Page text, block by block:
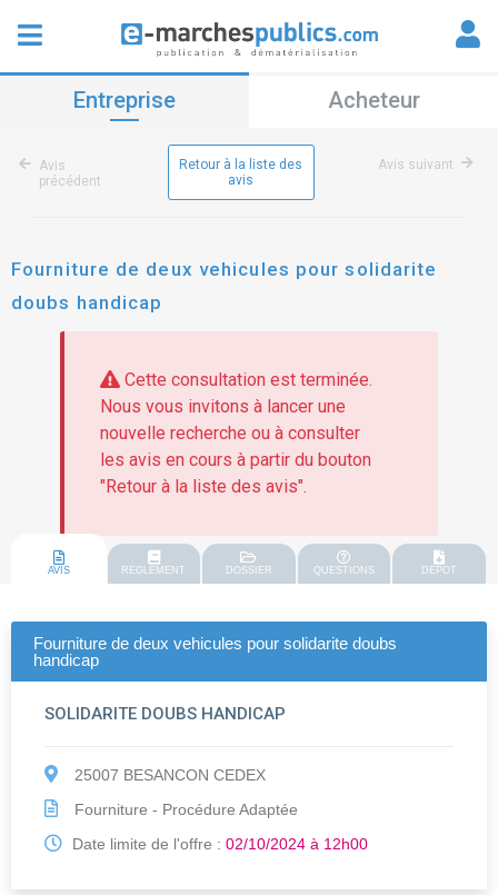
Entreprise Acheteur
Avis
précédent
Retour à la liste des
avis
Avis suivant
Fourniture de deux vehicules pour solidarite
doubs handicap
Cette consultation est terminée.
Nous vous invitons à lancer une
nouvelle recherche ou à consulter
les avis en cours à partir du bouton
"Retour à la liste des avis".
AVIS REGLEMENT DOSSIER QUESTIONS DEPOT
Fourniture de deux vehicules pour solidarite doubs
handicap
SOLIDARITE DOUBS HANDICAP
25007 BESANCON CEDEX
Fourniture - Procédure Adaptée
Date limite de l'offre : 02/10/2024 à 12h00